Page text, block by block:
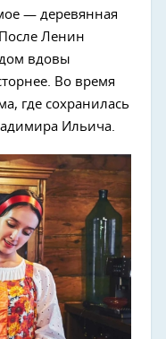
— деревянная
После Ленин
дом вдовы
Во время
где сохранилась
Ильича.